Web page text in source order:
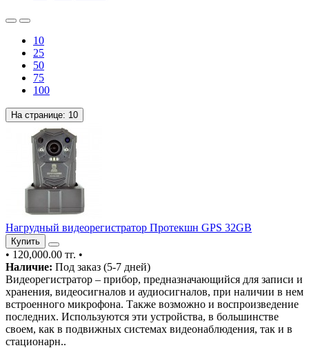
10
25
50
75
100
На странице: 10
Нагрудный видеорегистратор Протекшн GPS 32GB
Купить
• 120,000.00 тг. •
Наличие: Под заказ (5-7 дней)
Видеорегистратор – прибор, предназначающийся для записи и
хранения, видеосигналов и аудиосигналов, при наличии в нем
встроенного микрофона. Также возможно и воспроизведение
последних. Используются эти устройства, в большинстве
своем, как в подвижных системах видеонаблюдения, так и в
стационарн..